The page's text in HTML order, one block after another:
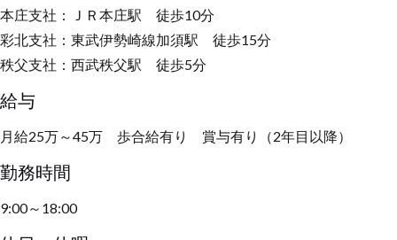
本庄支社：ＪＲ本庄駅 徒歩10分
彩北支社：東武伊勢崎線加須駅 徒歩15分
秩父支社：西武秩父駅 徒歩5分
給与
月給25万～45万 歩合給有り 賞与有り（2年目以降）
勤務時間
9:00～18:00